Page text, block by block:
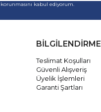
korunmasını kabul ediyorum.
BİLGİLENDİRME
Teslimat Koşulları
Güvenli Alışveriş
Üyelik İşlemleri
Garanti Şartları